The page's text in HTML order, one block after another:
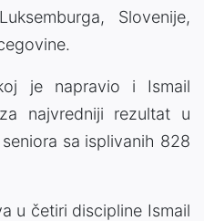
Slovenije,
je napravio i Ismail
najvredniji rezultat u
sa isplivanih 828
u četiri discipline Ismail